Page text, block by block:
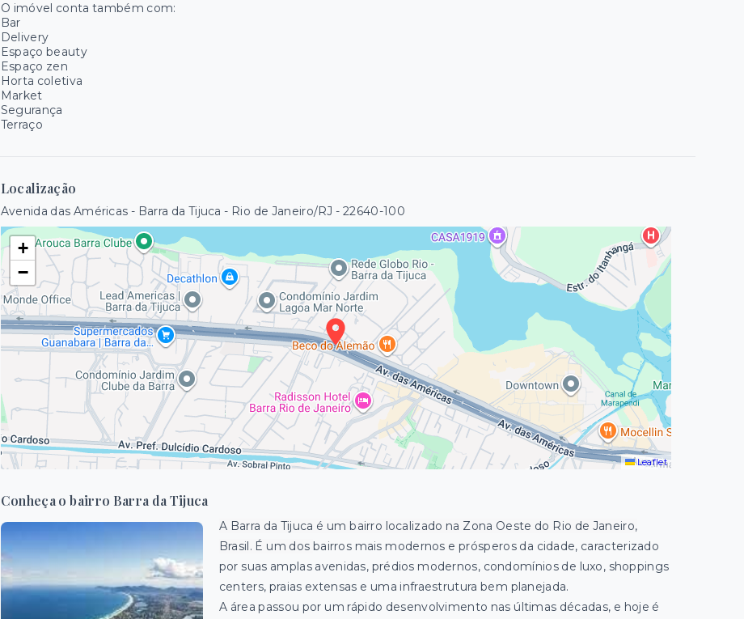
O imóvel conta também com:
Bar
Delivery
Espaço beauty
Espaço zen
Horta coletiva
Market
Segurança
Terraço
Localização
Avenida das Américas - Barra da Tijuca - Rio de Janeiro/RJ - 22640-100
+
−
Leaflet
Conheça o bairro Barra da Tijuca
A Barra da Tijuca é um bairro localizado na Zona Oeste do Rio de Janeiro,
Brasil. É um dos bairros mais modernos e prósperos da cidade, caracterizado
por suas amplas avenidas, prédios modernos, condomínios de luxo, shoppings
centers, praias extensas e uma infraestrutura bem planejada.
A área passou por um rápido desenvolvimento nas últimas décadas, e hoje é